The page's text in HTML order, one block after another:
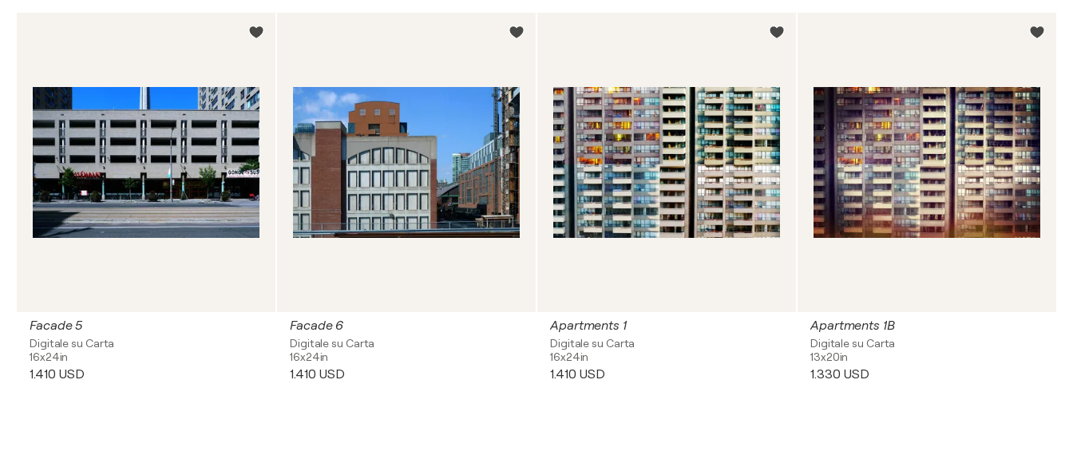
Facade 5
Digitale su Carta
16x24in
1.410 USD
Facade 6
Digitale su Carta
16x24in
1.410 USD
Apartments 1
Digitale su Carta
16x24in
1.410 USD
Apartments 1B
Digitale su Carta
13x20in
1.330 USD